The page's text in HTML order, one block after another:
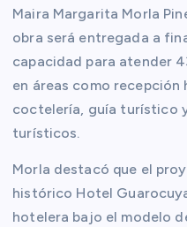
Maira Margarita Morla
obra será entregada a
capacidad para atender
en áreas como
coctelería, guía turístico
turísticos.
Morla destacó que el
histórico Hotel
hotelera bajo el modelo